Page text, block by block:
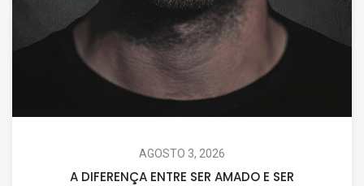
AGOSTO 3, 2026
A DIFERENÇA ENTRE SER AMADO E SER